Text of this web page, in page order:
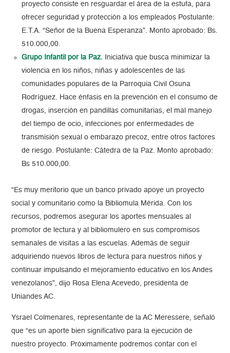
proyecto consiste en resguardar el área de la estufa, para
ofrecer seguridad y protección a los empleados Postulante:
E.T.A. “Señor de la Buena Esperanza”. Monto aprobado: Bs.
510.000,00.
Grupo Infantil por la Paz. Iniciativa que busca minimizar la
violencia en los niños, niñas y adolescentes de las
comunidades populares de la Parroquia Civil Osuna
Rodríguez. Hace énfasis en la prevención en el consumo de
drogas, inserción en pandillas comunitarias, el mal manejo
del tiempo de ocio, infecciones por enfermedades de
transmisión sexual o embarazo precoz, entre otros factores
de riesgo. Postulante: Cátedra de la Paz. Monto aprobado:
Bs 510.000,00.
“Es muy meritorio que un banco privado apoye un proyecto
social y comunitario como la Bibliomula Mérida. Con los
recursos, podremos asegurar los aportes mensuales al
promotor de lectura y al bibliomulero en sus compromisos
semanales de visitas a las escuelas. Además de seguir
adquiriendo nuevos libros de lectura para nuestros niños y
continuar impulsando el mejoramiento educativo en los Andes
venezolanos”, dijo Rosa Elena Acevedo, presidenta de
Uniandes AC.
Ysrael Colmenares, representante de la AC Meressere, señaló
que “es un aporte bien significativo para la ejecución de
nuestro proyecto. Próximamente podremos contar con el